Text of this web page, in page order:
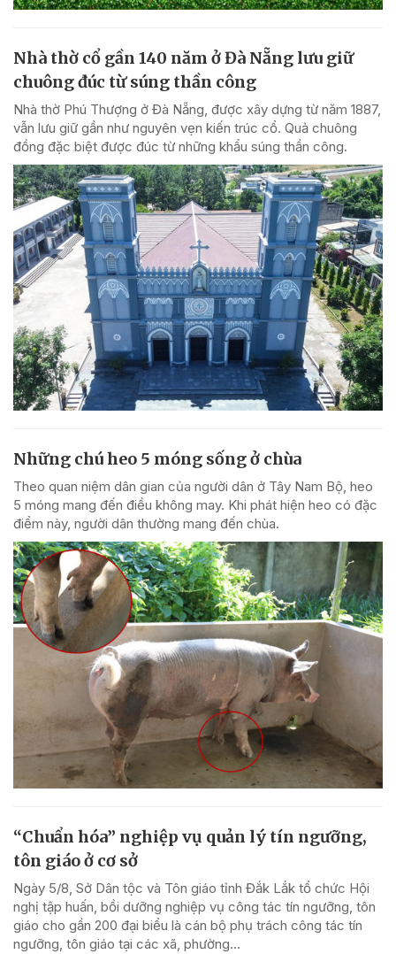
Nhà thờ cổ gần 140 năm ở Đà Nẵng lưu giữ
chuông đúc từ súng thần công
Nhà thờ Phú Thượng ở Đà Nẵng, được xây dựng từ năm 1887,
vẫn lưu giữ gần như nguyên vẹn kiến trúc cổ. Quả chuông
đồng đặc biệt được đúc từ những khẩu súng thần công.
Những chú heo 5 móng sống ở chùa
Theo quan niệm dân gian của người dân ở Tây Nam Bộ, heo
5 móng mang đến điều không may. Khi phát hiện heo có đặc
điểm này, người dân thường mang đến chùa.
“Chuẩn hóa” nghiệp vụ quản lý tín ngưỡng,
tôn giáo ở cơ sở
Ngày 5/8, Sở Dân tộc và Tôn giáo tỉnh Đắk Lắk tổ chức Hội
nghị tập huấn, bồi dưỡng nghiệp vụ công tác tín ngưỡng, tôn
giáo cho gần 200 đại biểu là cán bộ phụ trách công tác tín
ngưỡng, tôn giáo tại các xã, phường...